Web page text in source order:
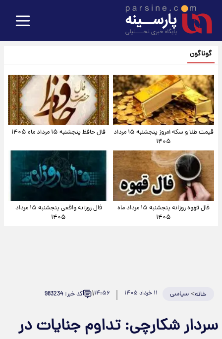
گوناگون
قیمت طلا و سکه امروز پنجشنبه ۱۵ مرداد
۱۴۰۵
فال حافظ پنجشنبه ۱۵ مرداد ماه ۱۴۰۵
فال قهوه روزانه پنجشنبه ۱۵ مرداد ماه
۱۴۰۵
فال روزانه واقعی پنجشنبه ۱۵ مرداد
۱۴۰۵
خانه>سیاسی ۱۱ خرداد ۱۴۰۵ ۱۴:۵۶۱ کد خبر: 983234
سردار شکارچی: تداوم جنایات در